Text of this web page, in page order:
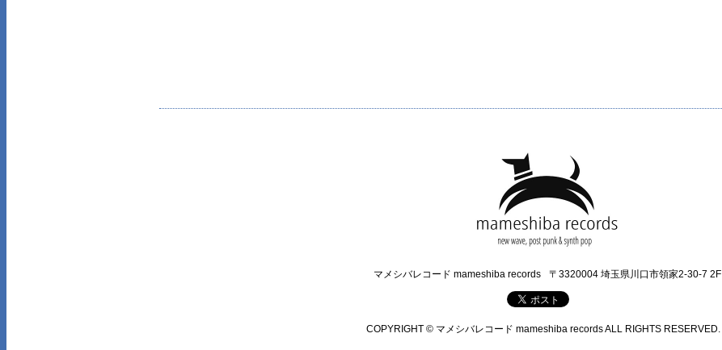
マメシバレコード mameshiba records 〒3320004 埼玉県川口市領家2-30-7 2F
COPYRIGHT © マメシバレコード mameshiba records ALL RIGHTS RESERVED.